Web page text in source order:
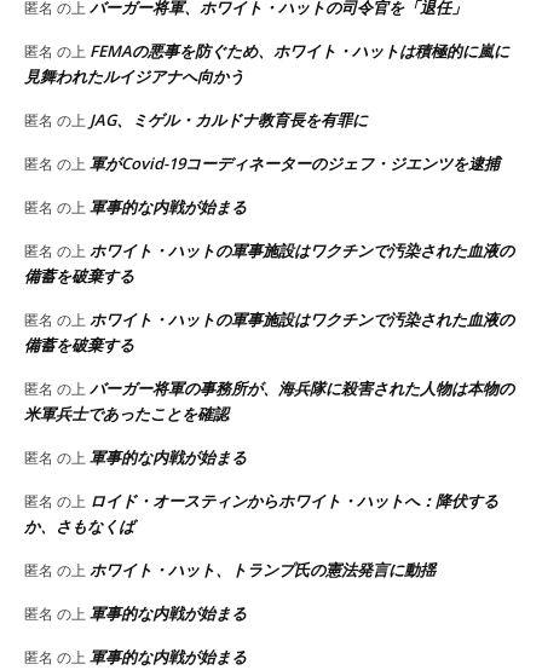
匿名 の上バーガー将軍、ホワイト・ハットの司令官を「退任」
匿名 の上 FEMAの悪事を防ぐため、ホワイト・ハットは積極的に嵐に
見舞われたルイジアナへ向かう
匿名 の上 JAG、ミゲル・カルドナ教育長を有罪に
匿名 の上軍がCovid-19コーディネーターのジェフ・ジエンツを逮捕
匿名 の上軍事的な内戦が始まる
匿名 の上ホワイト・ハットの軍事施設はワクチンで汚染された血液の
備蓄を破棄する
匿名 の上ホワイト・ハットの軍事施設はワクチンで汚染された血液の
備蓄を破棄する
匿名 の上バーガー将軍の事務所が、海兵隊に殺害された人物は本物の
米軍兵士であったことを確認
匿名 の上軍事的な内戦が始まる
匿名 の上 ロイド・オースティンからホワイト・ハットへ：降伏する
か、さもなくば
匿名 の上ホワイト・ハット、トランプ氏の憲法発言に動揺
匿名 の上軍事的な内戦が始まる
匿名 の上軍事的な内戦が始まる